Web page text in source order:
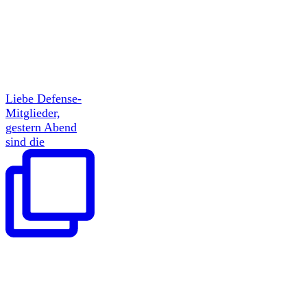
Liebe Defense-
Mitglieder,
gestern Abend
sind die